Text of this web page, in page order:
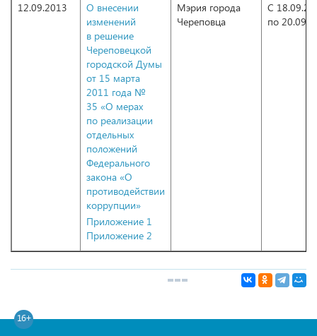
12.09.2013
О внесении
изменений
в решение
Череповецкой
городской Думы
от 15 марта
2011 года №
35 «О мерах
по реализации
отдельных
положений
Федерального
закона «О
противодействии
коррупции»
Приложение 1
Приложение 2
Мэрия города
Череповца
С
по
16+